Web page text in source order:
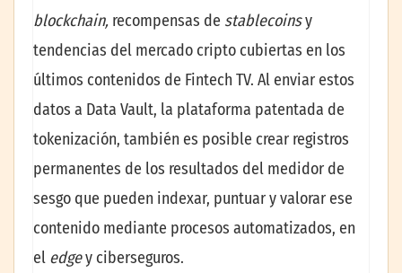
blockchain, recompensas de stablecoinsy
tendencias del mercado cripto cubiertas en los
últimos contenidos de Fintech TV. Al enviar estos
datos a Data Vault, la plataforma patentada de
tokenización, también es posible crear registros
permanentes de los resultados del medidor de
sesgo que pueden indexar, puntuar y valorar ese
contenido mediante procesos automatizados, en
el edgey ciberseguros.